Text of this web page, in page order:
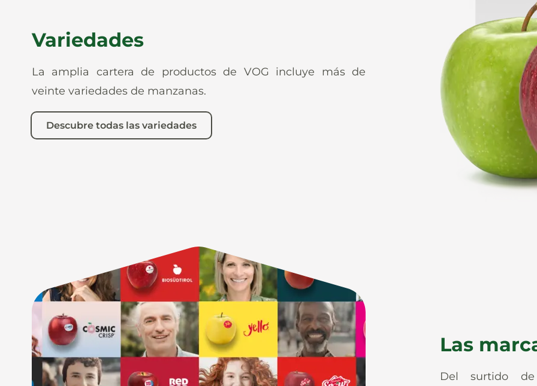
Variedades
La amplia cartera de productos de VOG incluye más de
veinte variedades de manzanas.
Descubre todas las variedades
Las
Del surtido